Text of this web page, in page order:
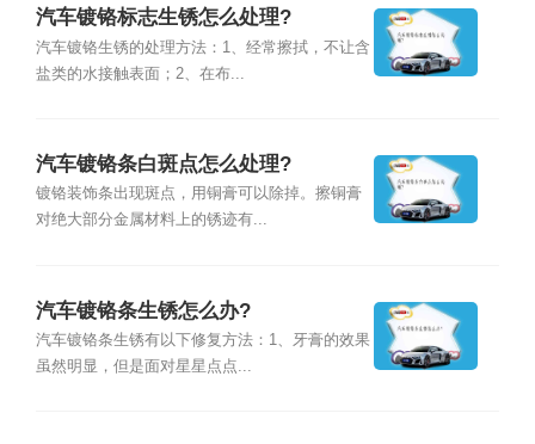
汽车镀铬标志生锈怎么处理?
汽车镀铬生锈的处理方法：1、经常擦拭，不让含
盐类的水接触表面；2、在布...
汽车镀铬条白斑点怎么处理?
镀铬装饰条出现斑点，用铜膏可以除掉。擦铜膏
对绝大部分金属材料上的锈迹有...
汽车镀铬条生锈怎么办?
汽车镀铬条生锈有以下修复方法：1、牙膏的效果
虽然明显，但是面对星星点点...